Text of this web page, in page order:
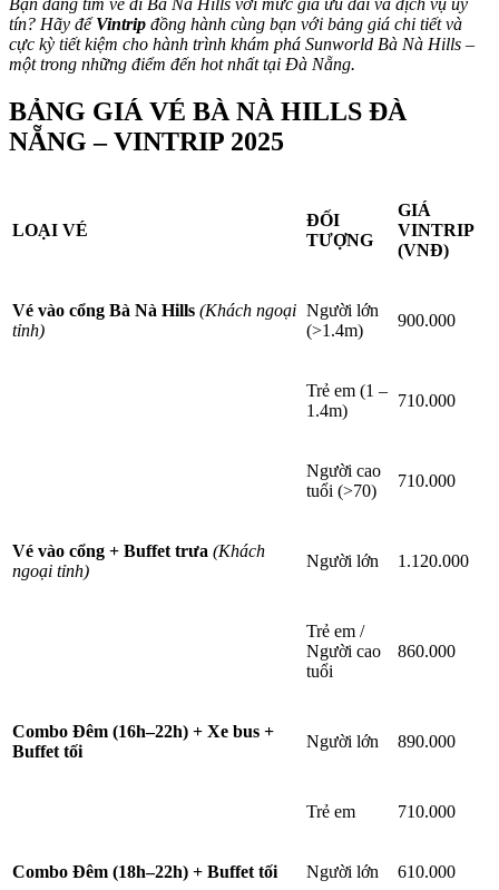
tín? Hãy đểVintrip đồng hành cùng bạn với bảng giá chi tiết và
cực kỳ tiết kiệm cho hành trình khám phá Sunworld Bà Nà Hills –
một trong những điểm đến hot nhất tại Đà Nẵng.
BẢNG GIÁ VÉ BÀ NÀ HILLS ĐÀ
NẴNG – VINTRIP 2025
LOẠI VÉ
ĐỐI
TƯỢNG
GIÁ
VINTRIP
(VNĐ)
Vé vào cổng Bà Nà Hills (Khách ngoại
tỉnh)
Người lớn
(>1.4m)
900.000
Trẻ em (1 –
1.4m)
710.000
Người cao
tuổi (>70)
710.000
Vé vào cổng + Buffet trưa (Khách
ngoại tỉnh)
Người lớn 1.120.000
Trẻ em /
Người cao
tuổi
860.000
Combo Đêm (16h–22h) + Xe bus +
Buffet tối
Người lớn 890.000
Trẻ em 710.000
Combo Đêm (18h–22h) + Buffet tối Người lớn 610.000